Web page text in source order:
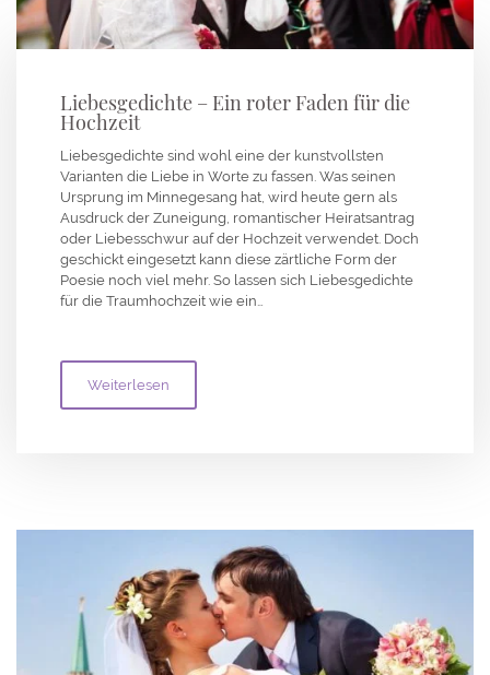
Liebesgedichte – Ein roter Faden für die
Hochzeit
Liebesgedichte sind wohl eine der kunstvollsten
Varianten die Liebe in Worte zu fassen. Was seinen
Ursprung im Minnegesang hat, wird heute gern als
Ausdruck der Zuneigung, romantischer Heiratsantrag
oder Liebesschwur auf der Hochzeit verwendet. Doch
geschickt eingesetzt kann diese zärtliche Form der
Poesie noch viel mehr. So lassen sich Liebesgedichte
für die Traumhochzeit wie ein…
Weiterlesen